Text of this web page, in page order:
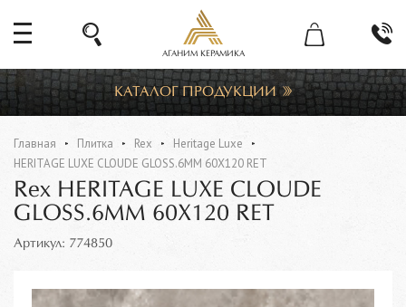
АГАНИМ КЕРАМИКА
КАТАЛОГ ПРОДУКЦИИ
Главная Плитка Rex
Heritage Luxe
HERITAGE LUXE CLOUDE GLOSS.6MM 60X120 RET
Rex HERITAGE LUXE CLOUDE
GLOSS.6MM 60X120 RET
Артикул: 774850